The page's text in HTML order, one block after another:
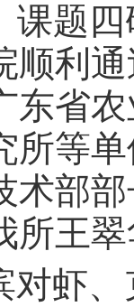
课题
顺利
东省
所等
术部
所王
对虾